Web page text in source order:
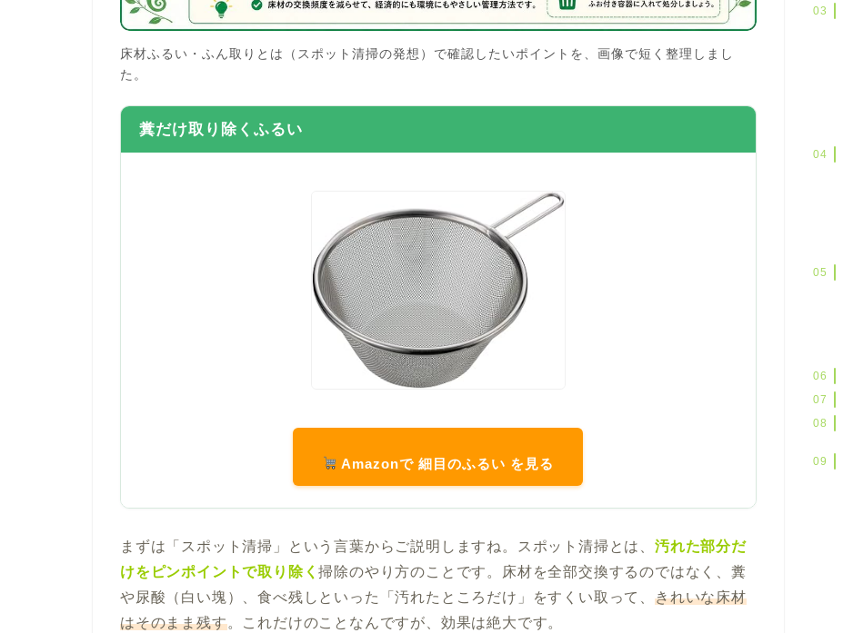
床材ふるい・ふん取りとは（スポット清掃の発想）で確認したいポイントを、画像で短く整理しまし
た。
糞だけ取り除くふるい
Amazonで 細目のふるい を見る
まずは「スポット清掃」という言葉からご説明しますね。スポット清掃とは、 汚れた部分だ
けをピンポイントで取り除く掃除のやり方のことです。床材を全部交換するのではなく、糞
や尿酸（白い塊）、食べ残しといった「汚れたところだけ」をすくい取って、きれいな床材
はそのまま残す。これだけのことなんですが、効果は絶大です。